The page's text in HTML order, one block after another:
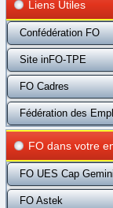
Liens Utiles
Confédération FO
Site inFO-TPE
FO Cadres
Fédération des
FO dans votre
FO UES Cap
FO Astek